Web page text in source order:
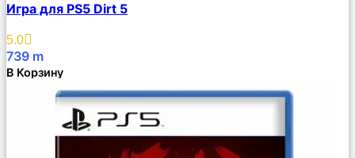
Описание
Избранное
Игра для PS5 Dirt 5
5.0
739 m
В Корзину